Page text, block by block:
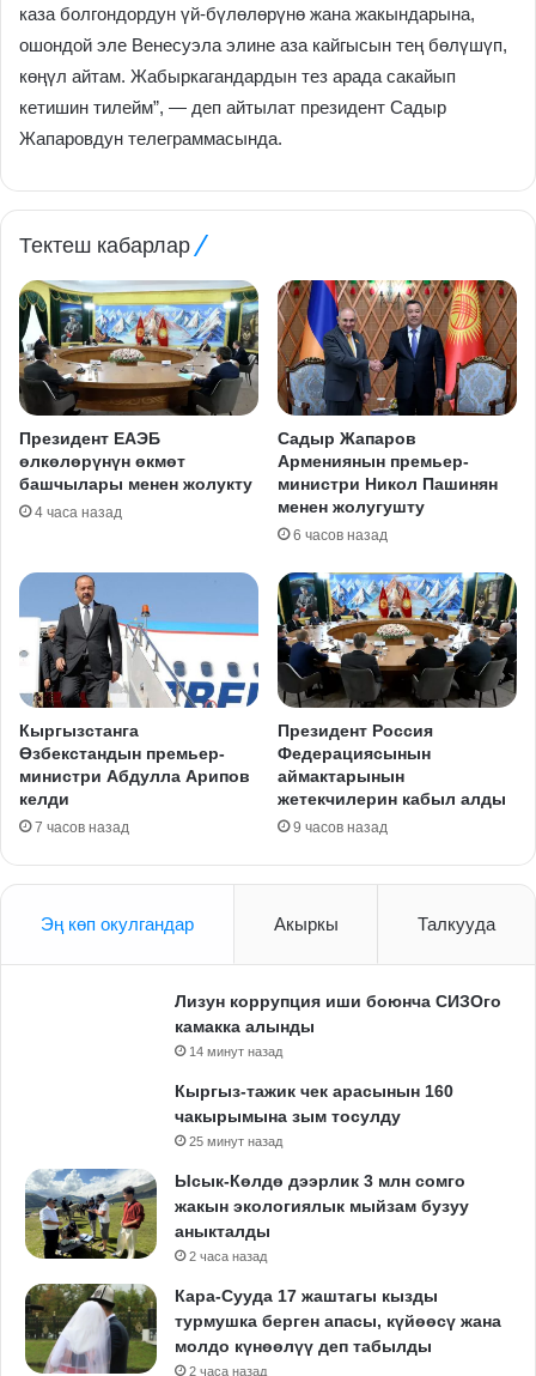
каза болгондордун үй-бүлөлөрүнө жана жакындарына,
ошондой эле Венесуэла элине аза кайгысын тең бөлүшүп,
көңүл айтам. Жабыркагандардын тез арада сакайып
кетишин тилейм”, — деп айтылат президент Садыр
Жапаровдун телеграммасында.
Тектеш кабарлар
Президент ЕАЭБ
өлкөлөрүнүн өкмөт
башчылары менен жолукту
4 часа назад
Садыр Жапаров
Армениянын премьер-
министри Никол Пашинян
менен жолугушту
6 часов назад
Кыргызстанга
Өзбекстандын премьер-
министри Абдулла Арипов
келди
7 часов назад
Президент Россия
Федерациясынын
аймактарынын
жетекчилерин кабыл алды
9 часов назад
Эң көп окулгандар Акыркы Талкууда
Лизун коррупция иши боюнча СИЗОго
камакка алынды
14 минут назад
Кыргыз-тажик чек арасынын 160
чакырымына зым тосулду
25 минут назад
Ысык-Көлдө дээрлик 3 млн сомго
жакын экологиялык мыйзам бузуу
аныкталды
2 часа назад
Кара-Сууда 17 жаштагы кызды
турмушка берген апасы, күйөөсү жана
молдо күнөөлүү деп табылды
2 часа назад